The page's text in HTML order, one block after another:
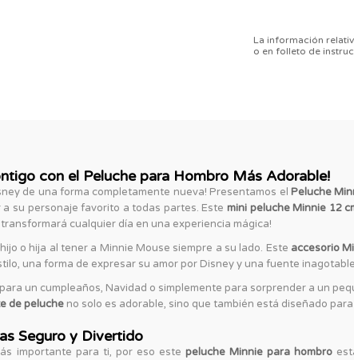
La información
o en folleto de
con el Peluche para Hombro Más Adorable!
de una forma completamente nueva! Presentamos el Peluche
su personaje favorito a todas partes. Este mini peluche Minnie 12
cualquier día en una experiencia mágica!
o hija al tener a Minnie Mouse siempre a su lado. Este accesorio
una forma de expresar su amor por Disney y una fuente
un cumpleaños, Navidad o simplemente para sorprender a un
de peluche no solo es adorable, sino que también está diseñado
Seguro y Divertido
importante para ti, por eso este peluche Minnie para hombro